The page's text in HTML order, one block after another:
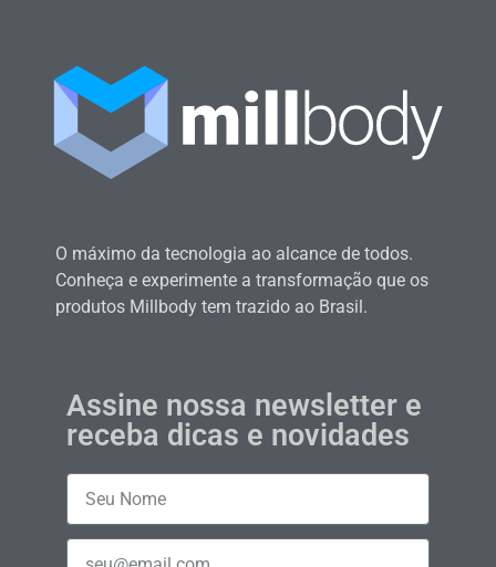
O máximo da tecnologia ao alcance de todos.
Conheça e experimente a transformação que os
produtos Millbody tem trazido ao Brasil.
Assine nossa newsletter e
receba dicas e novidades